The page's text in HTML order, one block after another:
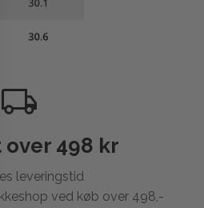
over 498 kr
leveringstid
ved køb over 498,-